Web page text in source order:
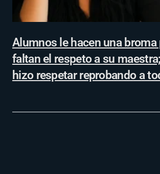
Alumnos le hacen una broma
faltan el respeto a su
hizo respetar reprobando a